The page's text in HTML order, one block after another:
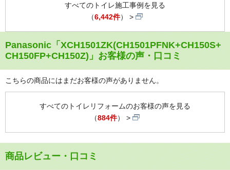
すべてのトイレ施工事例を見る
（6,442件）
Panasonic「XCH1501ZK(CH1501PFNK+CH150S+
CH150FP+CH150Z)」お客様の声・口コミ
こちらの商品にはまだお客様の声がありません。
すべてのトイレリフォームのお客様の声を見る
（884件）
商品レビュー・口コミ